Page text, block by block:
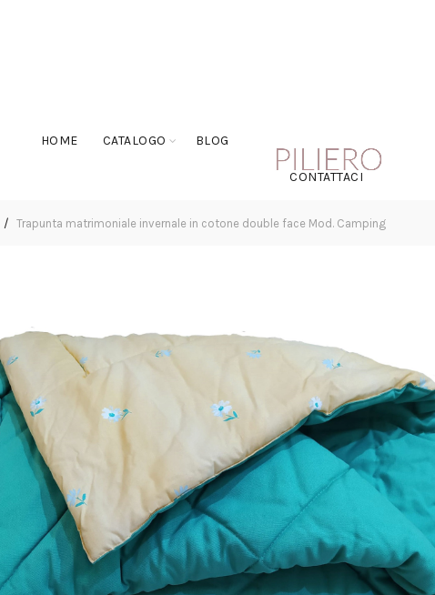
HOME CATALOGO BLOG
CONTATTACI
Trapunta matrimoniale invernale in cotone double face Mod. Camping